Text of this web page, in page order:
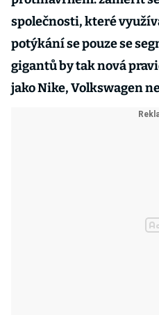
společnosti, které
potýkání se pouze se
gigantů by tak nová
jako Nike, Volkswagen